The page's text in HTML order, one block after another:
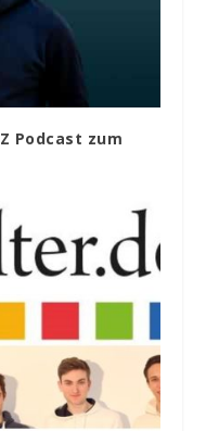
Podcast zum